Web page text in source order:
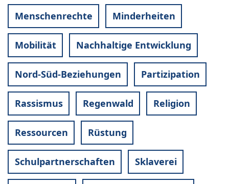
Menschenrechte Minderheiten
Mobilität Nachhaltige Entwicklung
Nord-Süd-Beziehungen Partizipation
Rassismus Regenwald Religion
Ressourcen Rüstung
Schulpartnerschaften Sklaverei